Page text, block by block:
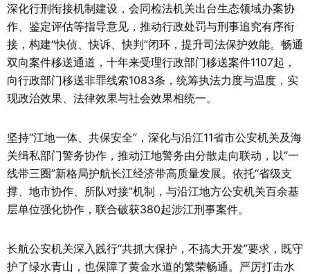
深化行刑衔接机制建设，会同检法机关出台生态领域办案协
作、鉴定评估等指导意见，推动行政处罚与刑事追究有序衔
接，构建“快侦、快诉、快判”闭环，提升司法保护效能。畅通
双向案件移送通道，十年来受理行政部门移送案件1107起，
向行政部门移送非罪线索1083条，统筹执法力度与温度，实
现政治效果、法律效果与社会效果相统一。
坚持“江地一体、共保安全”，深化与沿江11省市公安机关及海
关缉私部门警务协作，推动江地警务由分散走向联动，以“一
线带三圈”新格局护航长江经济带高质量发展。依托“省级支
撑、地市协作、所队对接”机制，与沿江地方公安机关百余基
层单位强化协作，联合破获380起涉江刑事案件。
长航公安机关深入践行“共抓大保护，不搞大开发”要求，既守
护了绿水青山，也保障了黄金水道的繁荣畅通。严厉打击水